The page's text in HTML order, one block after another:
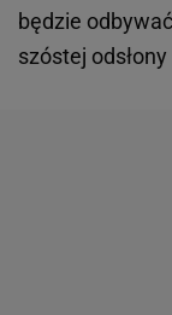
będzie
szóstej